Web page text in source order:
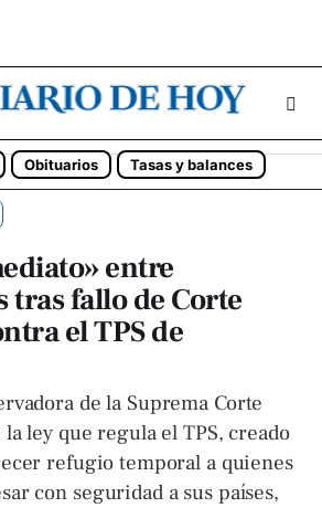
Obituarios Tasas y balances
entre
fallo de Corte
el TPS de
de la Suprema Corte
ley que regula el TPS, creado
refugio temporal a quienes
con seguridad a sus países,